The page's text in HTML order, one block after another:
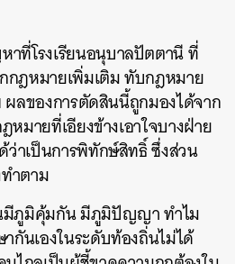
าที่โรงเรียนอนุบาลปัตตานี ที่
กฎหมายเพิ่มเติม ทับกฎหมาย
ผลของการตัดสินนี้ถูกมองได้จาก
มายที่เอียงข้างเอาใจบางฝ่าย
าเป็นการพิทักษ์สิทธิ์ ซึ่งส่วน
ำตาม
นมีภูมิคุ้มกัน มีภูมิปัญญา ทำไม
นเองในระดับท้องถิ่นไม่ได้